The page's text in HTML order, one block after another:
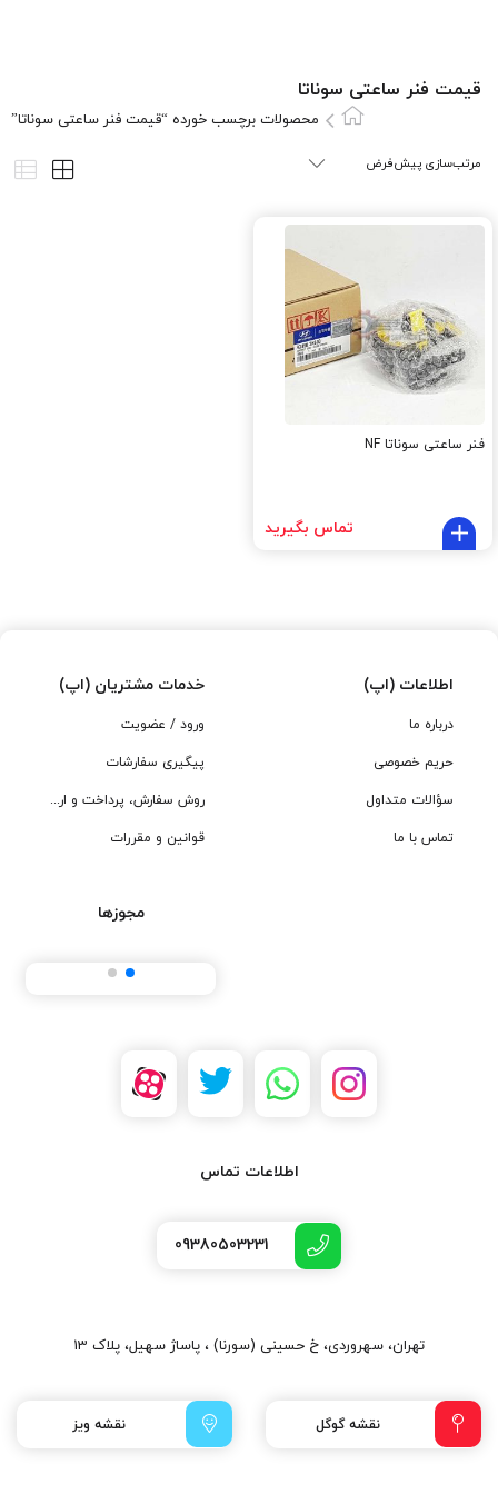
قیمت فنر ساعتی سوناتا
محصولات برچسب خورده “قیمت فنر ساعتی سوناتا”
فنر ساعتی سوناتا NF
تماس بگیرید
اطلاعات (اپ)
درباره ما
حریم خصوصی
سؤالات متداول
تماس با ما
خدمات مشتریان (اپ)
ورود / عضویت
پیگیری سفارشات
روش سفارش، پرداخت و ارسال
قوانین و مقررات
مجوزها
اطلاعات تماس
09380503231
تهران، سهروردی، خ حسینی (سورنا) ، پاساژ سهیل، پلاک 13
نقشه گوگل نقشه ویز